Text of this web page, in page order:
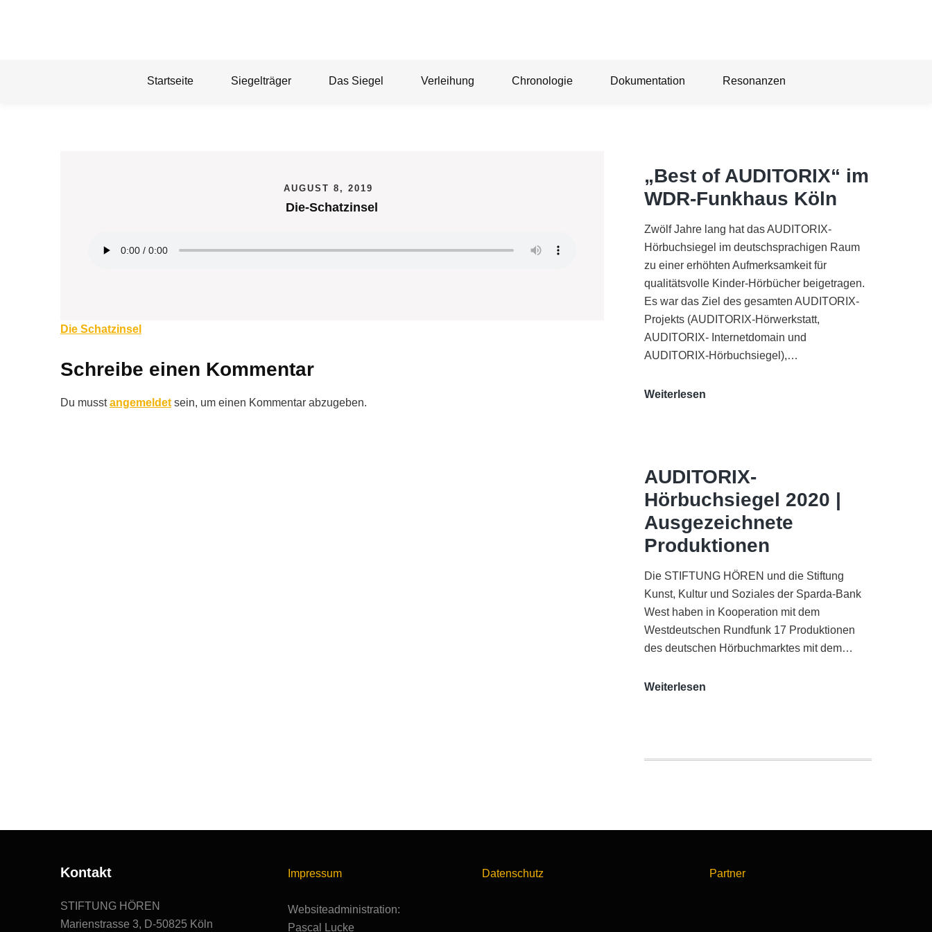
Startseite Siegelträger Das Siegel Verleihung Chronologie Dokumentation Resonanzen
AUGUST 8, 2019
Die-Schatzinsel
Beitragsnavigation
Die Schatzinsel
Schreibe einen Kommentar
Du musstangemeldet sein, um einen Kommentar abzugeben.
„Best of AUDITORIX“ im
WDR-Funkhaus Köln
Zwölf Jahre lang hat das AUDITORIX-
Hörbuchsiegel im deutschsprachigen Raum
zu einer erhöhten Aufmerksamkeit für
qualitätsvolle Kinder-Hörbücher beigetragen.
Es war das Ziel des gesamten AUDITORIX-
Projekts (AUDITORIX-Hörwerkstatt,
AUDITORIX- Internetdomain und
AUDITORIX-Hörbuchsiegel),…
Weiterlesen
Funkhaus
Köln
AUDITORIX-
Hörbuchsiegel 2020 |
Ausgezeichnete
Produktionen
Die STIFTUNG HÖREN und die Stiftung
Kunst, Kultur und Soziales der Sparda-Bank
West haben in Kooperation mit dem
Westdeutschen Rundfunk 17 Produktionen
des deutschen Hörbuchmarktes mit dem…
Weiterlesen
Ausgezeichnete
Kontakt
STIFTUNG HÖREN
Marienstrasse 3, D-50825 Köln
Impressum
Websiteadministration:
Pascal Lucke
Datenschutz Partner